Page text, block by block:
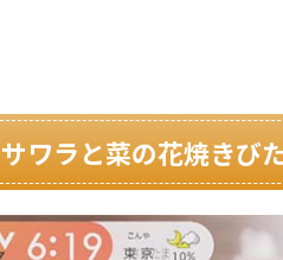
サワラと菜の花焼きび